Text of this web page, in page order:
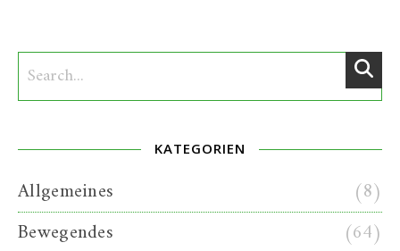
KATEGORIEN
Allgemeines
(8)
Bewegendes
(64)